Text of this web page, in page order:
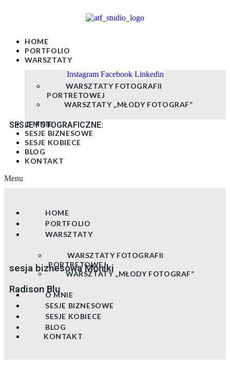
HOME
PORTFOLIO
WARSZTATY
WARSZTATY FOTOGRAFII
PORTRETOWEJ
WARSZTATY „MŁODY FOTOGRAF”
O MNIE
SESJE BIZNESOWE
SESJE KOBIECE
BLOG
KONTAKT
Menu
HOME
PORTFOLIO
WARSZTATY
WARSZTATY FOTOGRAFII
PORTRETOWEJ
WARSZTATY „MŁODY FOTOGRAF”
O MNIE
SESJE BIZNESOWE
SESJE KOBIECE
BLOG
KONTAKT
Instagram Facebook Linkedin
SESJE FOTOGRAFICZNE:
sesja biznesowa Moniki
Radison Blu